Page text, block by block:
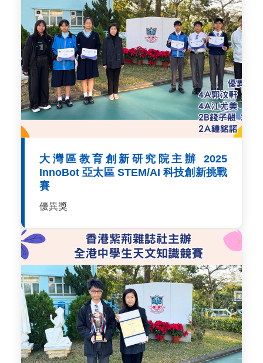
大灣區教育創新研究院主辦 2025
InnoBot 亞太區 STEM/AI 科技創新挑戰
賽
優異獎